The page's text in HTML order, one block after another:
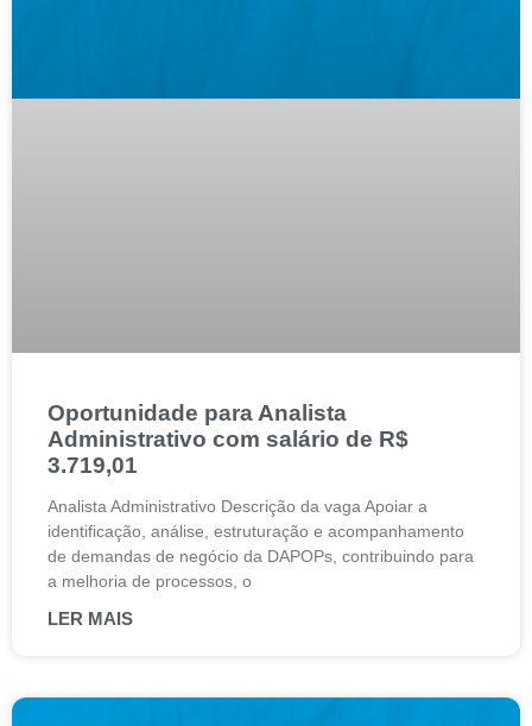
Oportunidade para Analista
Administrativo com salário de R$
3.719,01
Analista Administrativo Descrição da vaga Apoiar a
identificação, análise, estruturação e acompanhamento
de demandas de negócio da DAPOPs, contribuindo para
a melhoria de processos, o
LER MAIS